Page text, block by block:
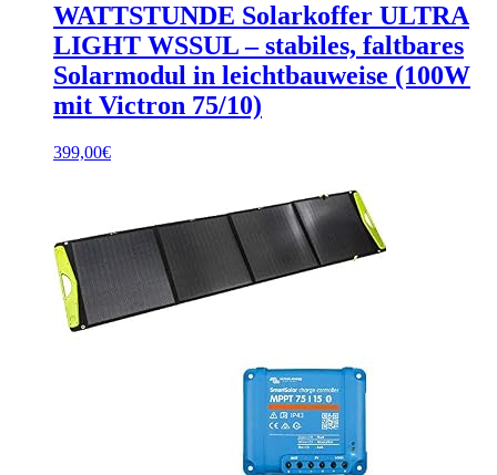
WATTSTUNDE Solarkoffer ULTRA
LIGHT WSSUL – stabiles, faltbares
Solarmodul in leichtbauweise (100W
mit Victron 75/10)
399,00€